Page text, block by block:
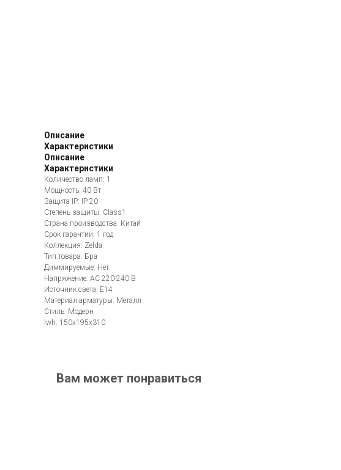
Описание
Характеристики
Описание
Характеристики
Количество ламп: 1
Мощность: 40 Вт
Защита IP: IP 20
Степень защиты: Class1
Страна производства: Китай
Срок гарантии: 1 год
Коллекция: Zelda
Тип товара: Бра
Диммируемые: Нет
Напряжение: AC 220-240 В
Источник света: E14
Материал арматуры: Металл
Стиль: Модерн
lwh: 150x195x310
Вам может понравиться